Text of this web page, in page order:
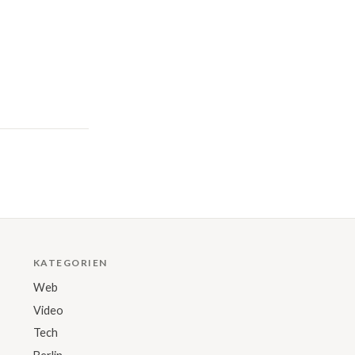
KATEGORIEN
Web
Video
Tech